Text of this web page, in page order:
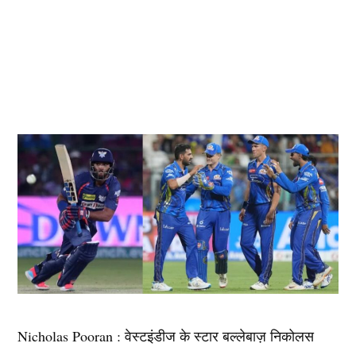
Nicholas Pooran : वेस्टइंडीज के स्टार बल्लेबाज़ निकोलस